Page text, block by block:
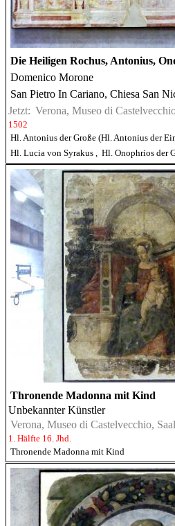
Die Heiligen Rochus, Antonius,
Domenico Morone
San Pietro In Cariano, Chiesa San
Jetzt: Verona, Museo di
1502
Hl. Antonius der Große (Hl. Antonius der
Hl. Lucia von Syrakus , Hl. Onophrios der
Thronende Madonna mit Kind
Unbekannter Künstler
Verona, Museo di Castelvecchio,
1. Hälfte 16. Jhd.
Thronende Madonna mit Kind